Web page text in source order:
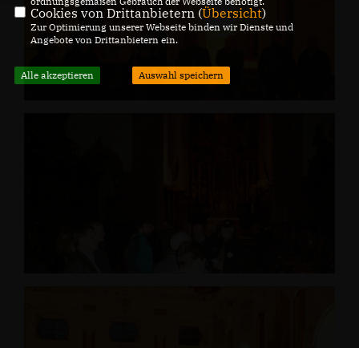
Cookies von Drittanbietern (Übersicht)
Zur Optimierung unserer Webseite binden wir Dienste und
Angebote von Drittanbietern ein.
Alle akzeptieren Auswahl speichern